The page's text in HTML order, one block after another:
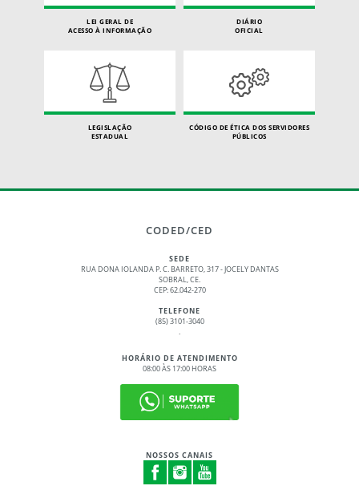
LEI GERAL DE
ACESSO À INFORMAÇÃO
DIÁRIO
OFICIAL
LEGISLAÇÃO
ESTADUAL
CÓDIGO DE ÉTICA DOS SERVIDORES
PÚBLICOS
CODED/CED
SEDE
RUA DONA IOLANDA P. C. BARRETO, 317 - JOCELY DANTAS
SOBRAL, CE.
CEP: 62.042-270
TELEFONE
(85) 3101-3040
.
HORÁRIO DE ATENDIMENTO
08:00 ÀS 17:00 HORAS
NOSSOS CANAIS